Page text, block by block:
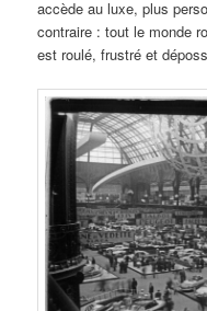
accède au luxe, plus
contraire : tout le monde
est roulé, frustré et